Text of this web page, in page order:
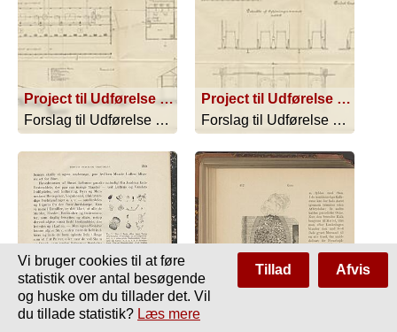
Project til Udførelse af Kjøbenhavns Natrenovation, Blad 2
Forslag til Udførelse af Natrenovationen - 1894
Project til Udførelse af Kjøbenhavns Natrenovation, Blad 3
Forslag til Udførelse af Natrenovationen - 1894
Vi bruger cookies til at føre
statistik over antal besøgende
og huske om du tillader det. Vil
du tillade statistik? Læs mere
Tillad Afvis